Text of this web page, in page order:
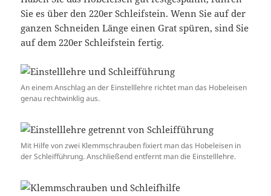
Sie es über den 220er Schleifstein. Wenn Sie auf der
ganzen Schneiden Länge einen Grat spüren, sind Sie
auf dem 220er Schleifstein fertig.
An einem Anschlag an der Einstelllehre richtet man das Hobeleisen
genau rechtwinklig aus.
Mit Hilfe von zwei Klemmschrauben fixiert man das Hobeleisen in
der Schleifführung. Anschließend entfernt man die Einstelllehre.